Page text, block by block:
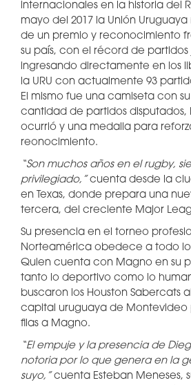
internacionales en la historia del
mayo del 2017 la Unión
de un premio y reconocimiento
su país, con el récord de partidos
ingresando directamente en los
la URU con actualmente 93
El mismo fue una camiseta con
cantidad de partidos disputados,
ocurrió y una medalla para
reonocimiento.
“Son muchos años en el rugby,
privilegiado,” cuenta desde la
en Texas, donde prepara una
tercera, del creciente Major
Su presencia en el torneo
Norteamérica obedece a todo
Quien cuenta con Magno en su
tanto lo deportivo como lo
buscaron los Houston Sabercats
capital uruguaya de Montevideo
filas a Magno.
“El empuje y la presencia de
notoria por lo que genera en la
suyo,” cuenta Esteban Meneses,